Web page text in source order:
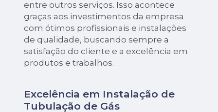
entre outros serviços. Isso acontece
graças aos investimentos da empresa
com ótimos profissionais e instalações
de qualidade, buscando sempre a
satisfação do cliente e a excelência em
produtos e trabalhos.
Excelência em Instalação de
Tubulação de Gás